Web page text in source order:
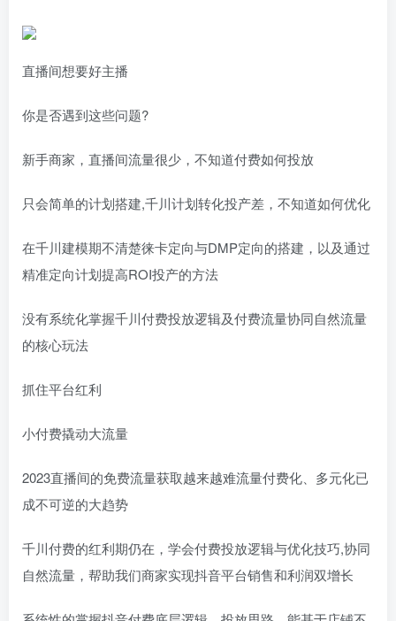
直播间想要好主播
你是否遇到这些问题?
新手商家，直播间流量很少，不知道付费如何投放
只会简单的计划搭建,千川计划转化投产差，不知道如何优化
在千川建模期不清楚徕卡定向与DMP定向的搭建，以及通过
精准定向计划提高ROI投产的方法
没有系统化掌握千川付费投放逻辑及付费流量协同自然流量
的核心玩法
抓住平台红利
小付费撬动大流量
2023直播间的免费流量获取越来越难流量付费化、多元化已
成不可逆的大趋势
千川付费的红利期仍在，学会付费投放逻辑与优化技巧,协同
自然流量，帮助我们商家实现抖音平台销售和利润双增长